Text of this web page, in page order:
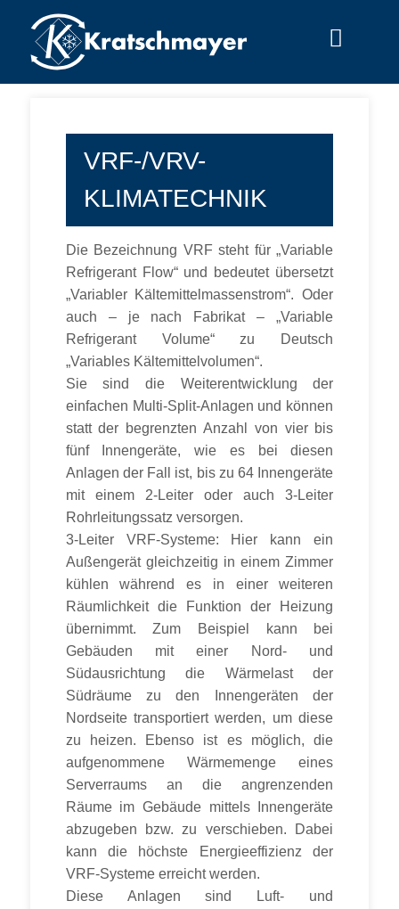
VRF-/VRV-
KLIMATECHNIK
Die Bezeichnung VRF steht für „Variable
Refrigerant Flow“ und bedeutet übersetzt
„Variabler Kältemittelmassenstrom“. Oder
auch – je nach Fabrikat – „Variable
Refrigerant Volume“ zu Deutsch
„Variables Kältemittelvolumen“.
Sie sind die Weiterentwicklung der
einfachen Multi-Split-Anlagen und können
statt der begrenzten Anzahl von vier bis
fünf Innengeräte, wie es bei diesen
Anlagen der Fall ist, bis zu 64 Innengeräte
mit einem 2-Leiter oder auch 3-Leiter
Rohrleitungssatz versorgen.
3-Leiter VRF-Systeme: Hier kann ein
Außengerät gleichzeitig in einem Zimmer
kühlen während es in einer weiteren
Räumlichkeit die Funktion der Heizung
übernimmt. Zum Beispiel kann bei
Gebäuden mit einer Nord- und
Südausrichtung die Wärmelast der
Südräume zu den Innengeräten der
Nordseite transportiert werden, um diese
zu heizen. Ebenso ist es möglich, die
aufgenommene Wärmemenge eines
Serverraums an die angrenzenden
Räume im Gebäude mittels Innengeräte
abzugeben bzw. zu verschieben. Dabei
kann die höchste Energieeffizienz der
VRF-Systeme erreicht werden.
Diese Anlagen sind Luft- und